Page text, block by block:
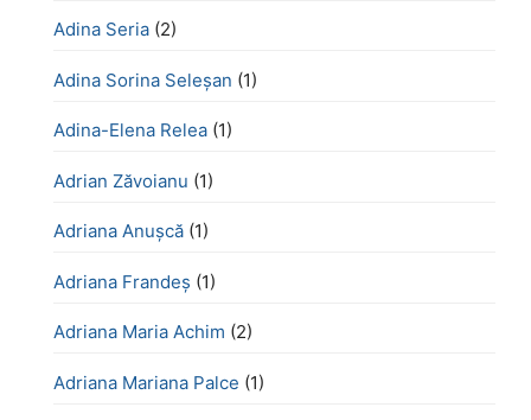
Adina Seria (2)
Adina Sorina Seleșan (1)
Adina-Elena Relea (1)
Adrian Zăvoianu (1)
Adriana Anușcă (1)
Adriana Frandeș (1)
Adriana Maria Achim (2)
Adriana Mariana Palce (1)